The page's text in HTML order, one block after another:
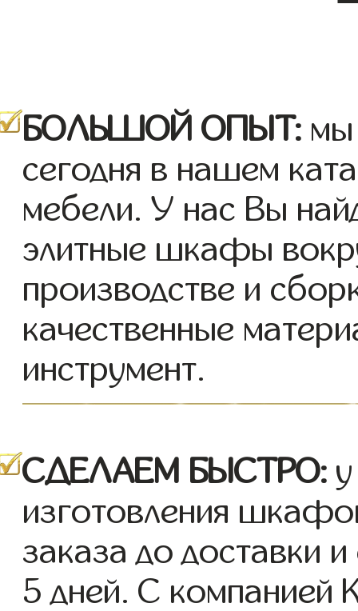
БОЛЬШОЙ ОПЫТ: мы
сегодня в нашем
мебели. У нас Вы
элитные шкафы
производстве и
качественные
инструмент.
СДЕЛАЕМ БЫСТРО:
изготовления
заказа до доставки
5 дней. С компанией